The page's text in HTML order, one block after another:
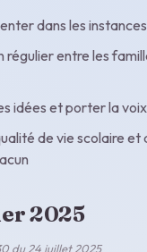
dans les instances
régulier entre les
idées et porter la
de vie scolaire et
2025
du 24 juillet 2025